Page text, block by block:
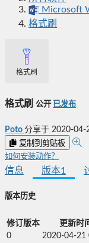
Microsoft
格式刷
格式刷
格式刷 公开 已发布
Poto 分享于 2020-04-
复制到剪贴板
如何安装动作？
信息 版本1
版本历史
修订版本 更新时
0
2020-04-21